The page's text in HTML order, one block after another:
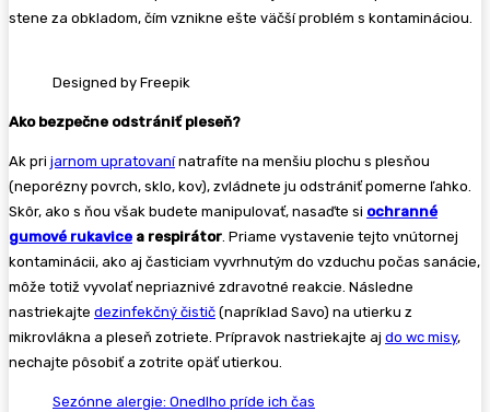
stene za obkladom, čím vznikne ešte väčší problém s kontamináciou.
Designed by Freepik
Ako bezpečne odstrániť pleseň?
Ak pri jarnom upratovanínatrafíte na menšiu plochu s plesňou
(neporézny povrch, sklo, kov), zvládnete ju odstrániť pomerne ľahko.
Skôr, ako s ňou však budete manipulovať, nasaďte si ochranné
gumové rukavice a respirátor. Priame vystavenie tejto vnútornej
kontaminácii, ako aj časticiam vyvrhnutým do vzduchu počas sanácie,
môže totiž vyvolať nepriaznivé zdravotné reakcie. Následne
nastriekajte dezinfekčný čistič (napríklad Savo) na utierku z
mikrovlákna a pleseň zotriete. Prípravok nastriekajte aj do wc misy,
nechajte pôsobiť a zotrite opäť utierkou.
Sezónne alergie: Onedlho príde ich čas